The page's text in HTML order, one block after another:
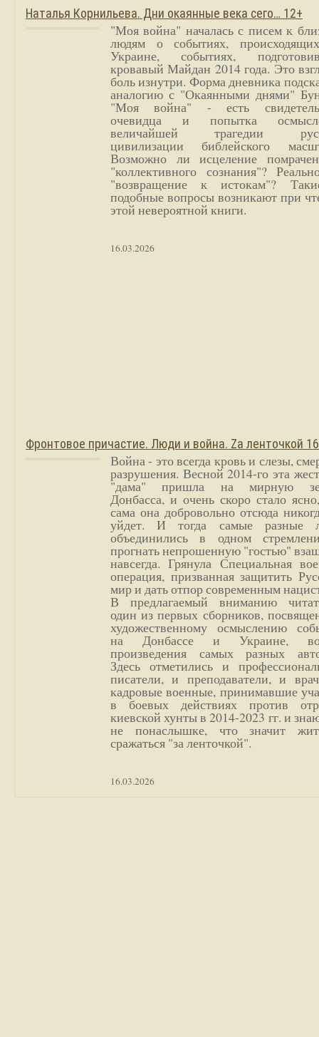
Наталья Корнильева. Дни окаянные века сего… 12+
"Моя война" началась с писем к
людям о событиях,
Украине, событиях,
кровавый Майдан 2014 года. Это
боль изнутри. Форма дневника
аналогию с "Окаянными днями"
"Моя война" - есть
очевидца и попытка
величайшей трагедии
цивилизации библейского
Возможно ли исцеление
"коллективного сознания"?
"возвращение к истокам"?
подобные вопросы возникают при
этой невероятной книги.
16.03.2026
Фронтовое причастие. Люди и война. Zа ленточкой
Война - это всегда кровь и слезы,
разрушения. Весной 2014-го эта
"дама" пришла на мирную
Донбасса, и очень скоро стало
сама она добровольно отсюда
уйдет. И тогда самые разные
объединились в одном
прогнать непрошенную "гостью"
навсегда. Грянула Специальная
операция, призванная защитить
мир и дать отпор современным
В предлагаемый вниманию
один из первых сборников,
художественному осмыслению
на Донбассе и Украине,
произведения самых разных
Здесь отметились и
писатели, и преподаватели, и
кадровые военные, принимавшие
в боевых действиях против
киевской хунты в 2014-2023 гг. и
не понаслышке, что значит
сражаться "за ленточкой".
16.03.2026